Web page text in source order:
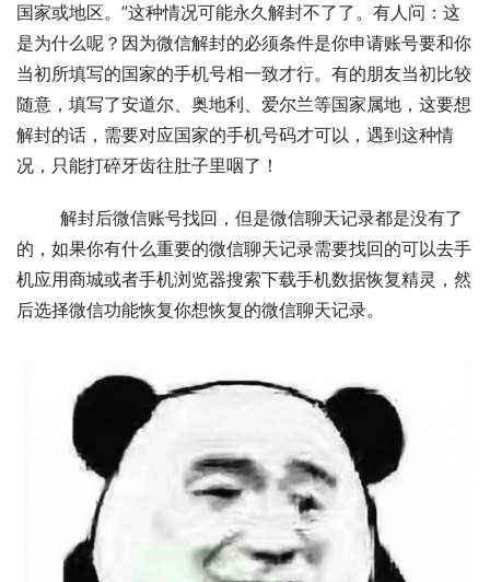
国家或地区。”这种情况可能永久解封不了了。有人问：这
是为什么呢？因为微信解封的必须条件是你申请账号要和你
当初所填写的国家的手机号相一致才行。有的朋友当初比较
随意，填写了安道尔、奥地利、爱尔兰等国家属地，这要想
解封的话，需要对应国家的手机号码才可以，遇到这种情
况，只能打碎牙齿往肚子里咽了！
的，如果你有什么重要的微信聊天记录需要找回的可以去手
机应用商城或者手机浏览器搜索下载手机数据恢复精灵，然
后选择微信功能恢复你想恢复的微信聊天记录。